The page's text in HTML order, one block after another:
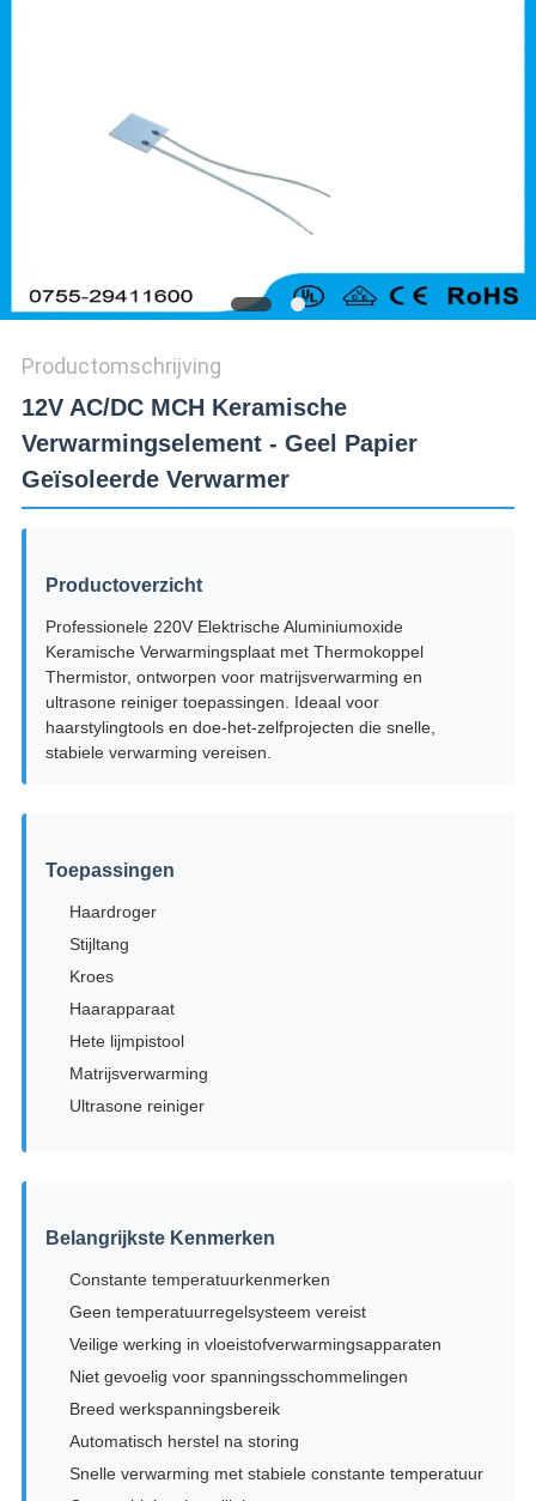
Productomschrijving
12V AC/DC MCH Keramische
Verwarmingselement - Geel Papier
Geïsoleerde Verwarmer
Productoverzicht
Professionele 220V Elektrische Aluminiumoxide
Keramische Verwarmingsplaat met Thermokoppel
Thermistor, ontworpen voor matrijsverwarming en
ultrasone reiniger toepassingen. Ideaal voor
haarstylingtools en doe-het-zelfprojecten die snelle,
stabiele verwarming vereisen.
Toepassingen
Haardroger
Stijltang
Kroes
Haarapparaat
Hete lijmpistool
Matrijsverwarming
Ultrasone reiniger
Belangrijkste Kenmerken
Constante temperatuurkenmerken
Geen temperatuurregelsysteem vereist
Veilige werking in vloeistofverwarmingsapparaten
Niet gevoelig voor spanningsschommelingen
Breed werkspanningsbereik
Automatisch herstel na storing
Snelle verwarming met stabiele constante temperatuur